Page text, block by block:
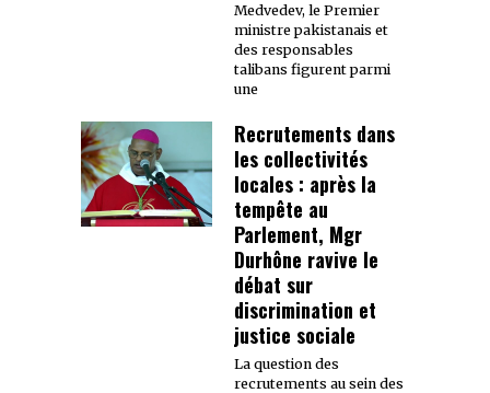
Medvedev, le Premier
ministre pakistanais et
des responsables
talibans figurent parmi
une
Recrutements dans
les collectivités
locales : après la
tempête au
Parlement, Mgr
Durhône ravive le
débat sur
discrimination et
justice sociale
La question des
recrutements au sein des